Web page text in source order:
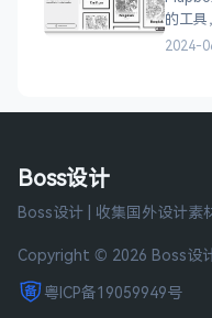
的工
城市，
2024-
Boss设计
Boss设计 | 收集国外设计素
Copyright © 2026 Boss设
粤ICP备19059949号